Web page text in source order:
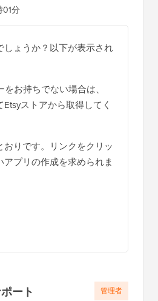
01分
しょうか？以下が表示され
をお持ちでない場合は、
ストアから取得してく
りです。リンクをクリッ
アプリの作成を求められま
ート 管理者